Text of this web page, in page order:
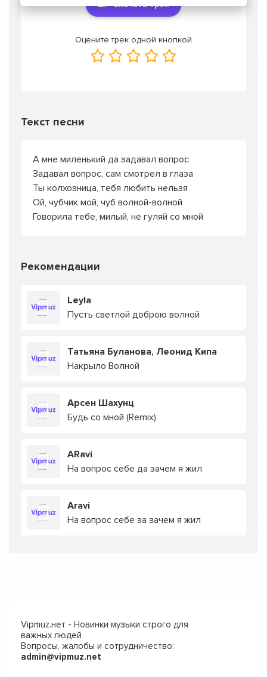
Скачать трек
Оцените трек одной кнопкой
Текст песни
А мне миленький да задавал вопрос
Задавал вопрос, сам смотрел в глаза
Ты колхозница, тебя любить нельзя
Ой, чубчик мой, чуб волной-волной
Говорила тебе, милый, не гуляй со мной
Рекомендации
Leyla
Пусть светлой доброю волной
Татьяна Буланова, Леонид Кипа
Накрыло Волной
Арсен Шахунц
Будь со мной (Remix)
ARavi
На вопрос себе да зачем я жил
Aravi
На вопрос себе за зачем я жил
Vipmuz.нет - Новинки музыки строго для
важных людей
Вопросы, жалобы и сотрудничество:
admin@vipmuz.net